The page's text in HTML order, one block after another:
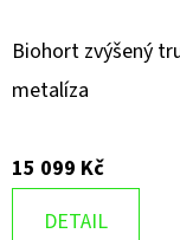
Biohort zvýšený
metalíza
15 099 Kč
DETAIL